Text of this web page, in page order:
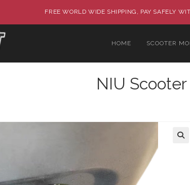
FREE WORLD WIDE SHIPPING, PAY SAFELY
HOME SCOOTER
NIU